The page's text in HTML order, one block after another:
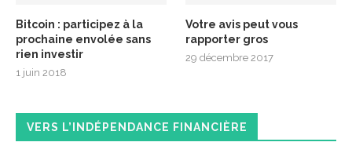
Bitcoin : participez à la
prochaine envolée sans
rien investir
1 juin 2018
Votre avis peut vous
rapporter gros
29 décembre 2017
VERS L’INDÉPENDANCE FINANCIÈRE